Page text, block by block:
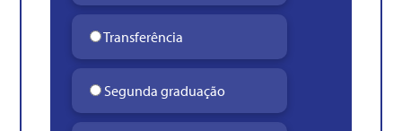
Transferência
Segunda graduação